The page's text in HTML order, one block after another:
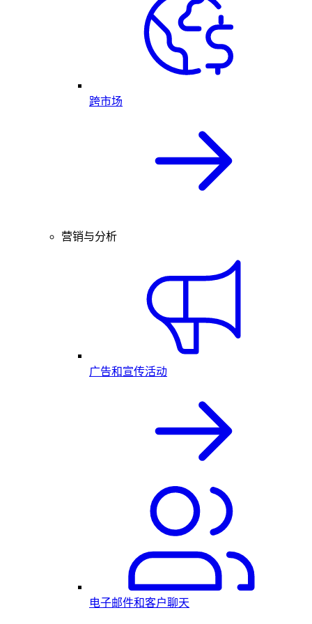
跨市场
营销与分析
广告和宣传活动
电子邮件和客户聊天